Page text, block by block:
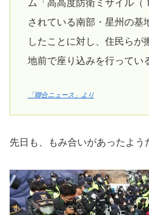
ム「高高度防衛ミサイル（
されている南部・星州の基
したことに対し、住民らが
地前で座り込みを行ってい
「聯合ニュース」より
先日も、もみ合いがあったよう